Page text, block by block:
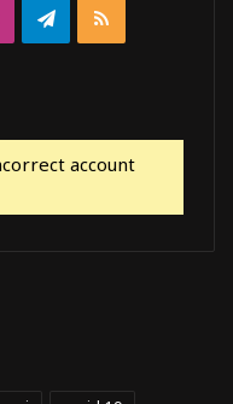
Telegram
RSS
account